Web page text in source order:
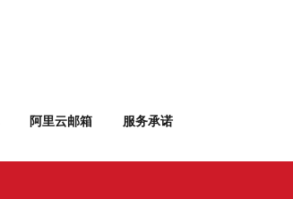
阿里云邮箱 服务承诺